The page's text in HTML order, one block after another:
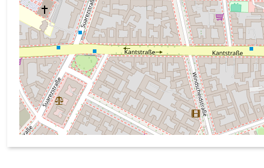
Messung der Performance von Inhalten
Analyse von Zielgruppen durch Statistiken oder
verschiedenen Quellen
Entwicklung und Verbesserung der Angebote
Verwendung reduzierter Daten zur Auswahl von Inhalten
IAB-Besonderheiten:
Verwendung genauer Standortdaten